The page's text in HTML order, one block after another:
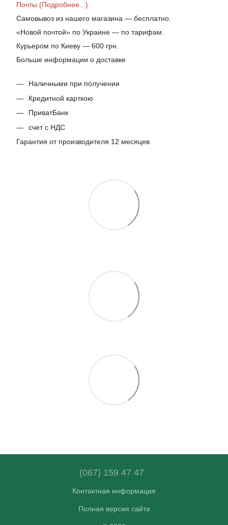
Почты (Подробнее...)
Самовывоз из нашего магазина — бесплатно.
«Новой почтой» по Украине — по тарифам.
Курьером по Киеву — 600 грн.
Больше информации о доставке
Наличными при получении
Кредитной карткою
ПриватБанк
счет с НДС
Гарантия от производителя 12 месяцев
(067) 159 47 47
Контактная информация
Полная версия сайта